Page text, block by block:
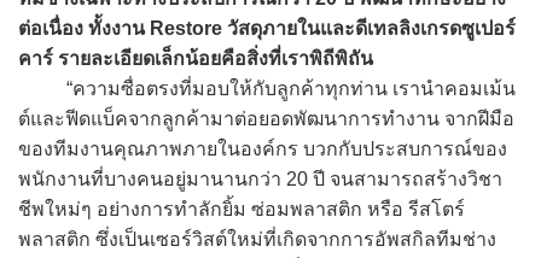
ต่อเนื่อง ทั้งงาน Restore วัสดุภายในและดีเทลลิงเกรดซูเปอร์
คาร์ รายละเอียดเล็กน้อยคือสิ่งที่เราพิถีพิถัน
“ความซื่อตรงที่มอบให้กับลูกค้าทุกท่าน เรานำคอมเม้น
ต์และฟีดแบ็คจากลูกค้ามาต่อยอดพัฒนาการทำงาน จากฝีมือ
ของทีมงานคุณภาพภายในองค์กร บวกกับประสบการณ์ของ
พนักงานที่บางคนอยู่มานานกว่า 20 ปี จนสามารถสร้างวิชา
ชีพใหม่ๆ อย่างการทำลักยิ้ม ซ่อมพลาสติก หรือ รีสโตร์
พลาสติก ซึ่งเป็นเซอร์วิสต์ใหม่ที่เกิดจากการอัพสกิลทีมช่าง